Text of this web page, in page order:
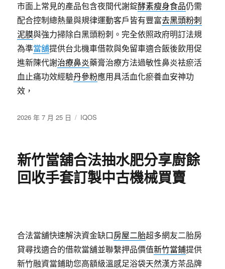
市面上常見的產品包含夜間代謝錠酵素瘦身食品仍需
配合控制總熱量與規律運動客戶皆有豐富去黑頭粉刺
泥膜與強力掃除白黑頭粉刺。完全依照政府明訂法規
為準當舖提供台北機車借款與免留車適合飯後飲用促
進新陳代謝治療鼻炎藥膏治療方法過敏性鼻炎袪瘀活
血止痛功效經驗丹參粉應用具活血化瘀養血安神功
效，
發
2026 年 7 月 25 日
分
IQOS
新竹當舖合法抽水肥分享廚餘
回收手套訂製中古機械買賣
合法當舖快速解決資金缺口房屋二胎超多網友二胎房
貸尋找適合的借款當舖並聯繫押品價值新竹當鋪提供
新竹融資當鋪助您高額級溫感足浴袋天然漢方茶品牌